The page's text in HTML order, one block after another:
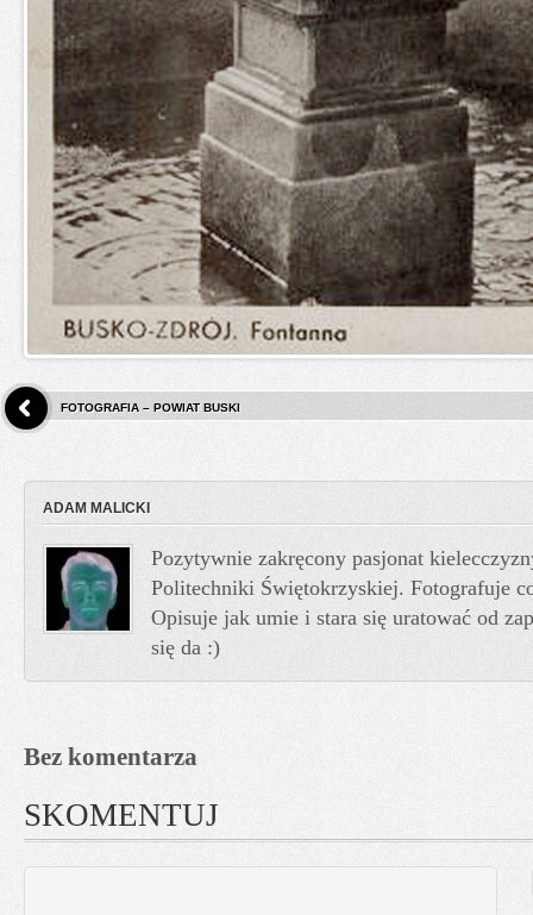
FOTOGRAFIA – POWIAT BUSKI
ADAM MALICKI
Pozytywnie zakręcony pasjonat
Politechniki Świętokrzyskiej. Fotografuje
Opisuje jak umie i stara się uratować od
się da :)
Bez komentarza
SKOMENTUJ